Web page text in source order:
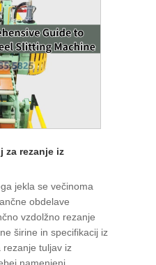
za rezanje iz
jekla se večinoma
obdelave
vzdolžno rezanje
širine in specifikacij iz
rezanje tuljav iz